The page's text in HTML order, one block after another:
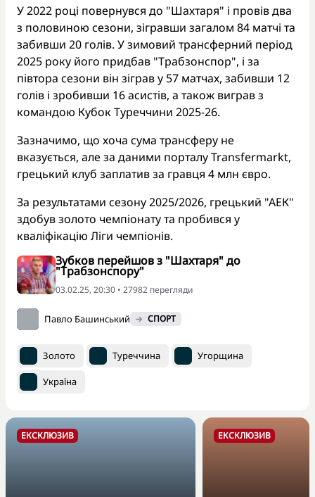
У 2022 році повернувся до "Шахтаря" і провів два
з половиною сезони, зігравши загалом 84 матчі та
забивши 20 голів. У зимовий трансферний період
2025 року його придбав "Трабзонспор", і за
півтора сезони він зіграв у 57 матчах, забивши 12
голів і зробивши 16 асистів, а також виграв з
командою Кубок Туреччини 2025-26.
Зазначимо, що хоча сума трансферу не
вказується, але за даними порталу Transfermarkt,
грецький клуб заплатив за гравця 4 млн євро.
За результатами сезону 2025/2026, грецький "АЕК"
здобув золото чемпіонату та пробився у
кваліфікацію Ліги чемпіонів.
Зубков перейшов з "Шахтаря" до
"Трабзонспору"
03.02.25, 20:30 • 27982 перегляди
Павло Башинський СПОРТ
Золото Туреччина Угорщина
Україна
ЕКСКЛЮЗИВ ЕКСКЛЮЗИВ